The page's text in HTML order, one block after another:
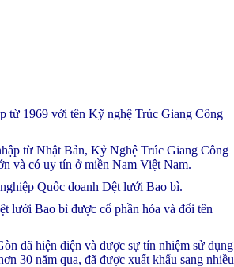
từ 1969 với tên Kỹ nghệ Trúc Giang Công
từ Nhật Bản, Kỷ Nghệ Trúc Giang Công
và có uy tín ở miền Nam Việt Nam.
Quốc doanh Dệt lưới Bao bì.
lưới Bao bì được cổ phần hóa và đổi tên
đã hiện diện và được sự tín nhiệm sử dụng
30 năm qua, đã được xuất khẩu sang nhiều